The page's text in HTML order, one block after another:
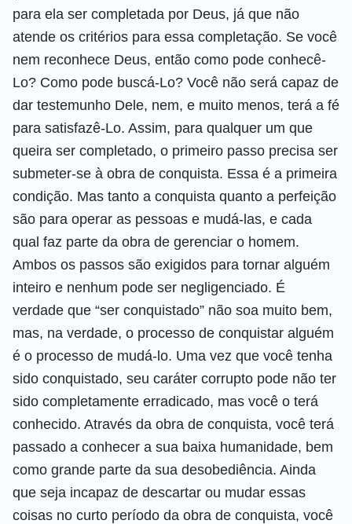
para ela ser completada por Deus, já que não
atende os critérios para essa completação. Se você
nem reconhece Deus, então como pode conhecê-
Lo? Como pode buscá-Lo? Você não será capaz de
dar testemunho Dele, nem, e muito menos, terá a fé
para satisfazê-Lo. Assim, para qualquer um que
queira ser completado, o primeiro passo precisa ser
submeter-se à obra de conquista. Essa é a primeira
condição. Mas tanto a conquista quanto a perfeição
são para operar as pessoas e mudá-las, e cada
qual faz parte da obra de gerenciar o homem.
Ambos os passos são exigidos para tornar alguém
inteiro e nenhum pode ser negligenciado. É
verdade que “ser conquistado” não soa muito bem,
mas, na verdade, o processo de conquistar alguém
é o processo de mudá-lo. Uma vez que você tenha
sido conquistado, seu caráter corrupto pode não ter
sido completamente erradicado, mas você o terá
conhecido. Através da obra de conquista, você terá
passado a conhecer a sua baixa humanidade, bem
como grande parte da sua desobediência. Ainda
que seja incapaz de descartar ou mudar essas
coisas no curto período da obra de conquista, você